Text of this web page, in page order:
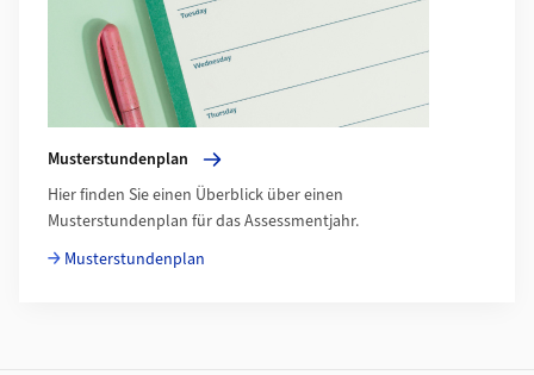
Musterstundenplan
Hier finden Sie einen Überblick über einen
Musterstundenplan für das Assessmentjahr.
Musterstundenplan